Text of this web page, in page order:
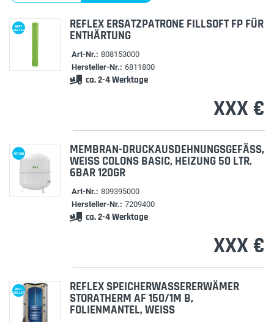
BEST-
SELLER REFLEX ERSATZPATRONE FILLSOFT FP FÜR
ENTHÄRTUNG
Art-Nr.: 808153000
Hersteller-Nr.: 6811800
ca. 2-4 Werktage
XXX €
AKTION MEMBRAN-DRUCKAUSDEHNUNGSGEFÄSS, W
EISS COLONS BASIC, HEIZUNG 50 LTR. 6B
AR 120GR
Art-Nr.: 809395000
Hersteller-Nr.: 7209400
ca. 2-4 Werktage
XXX €
BEST-
SELLER REFLEX SPEICHERWASSERERWÄMER
STORATHERM AF 150/1M B,
FOLIENMANTEL, WEISS